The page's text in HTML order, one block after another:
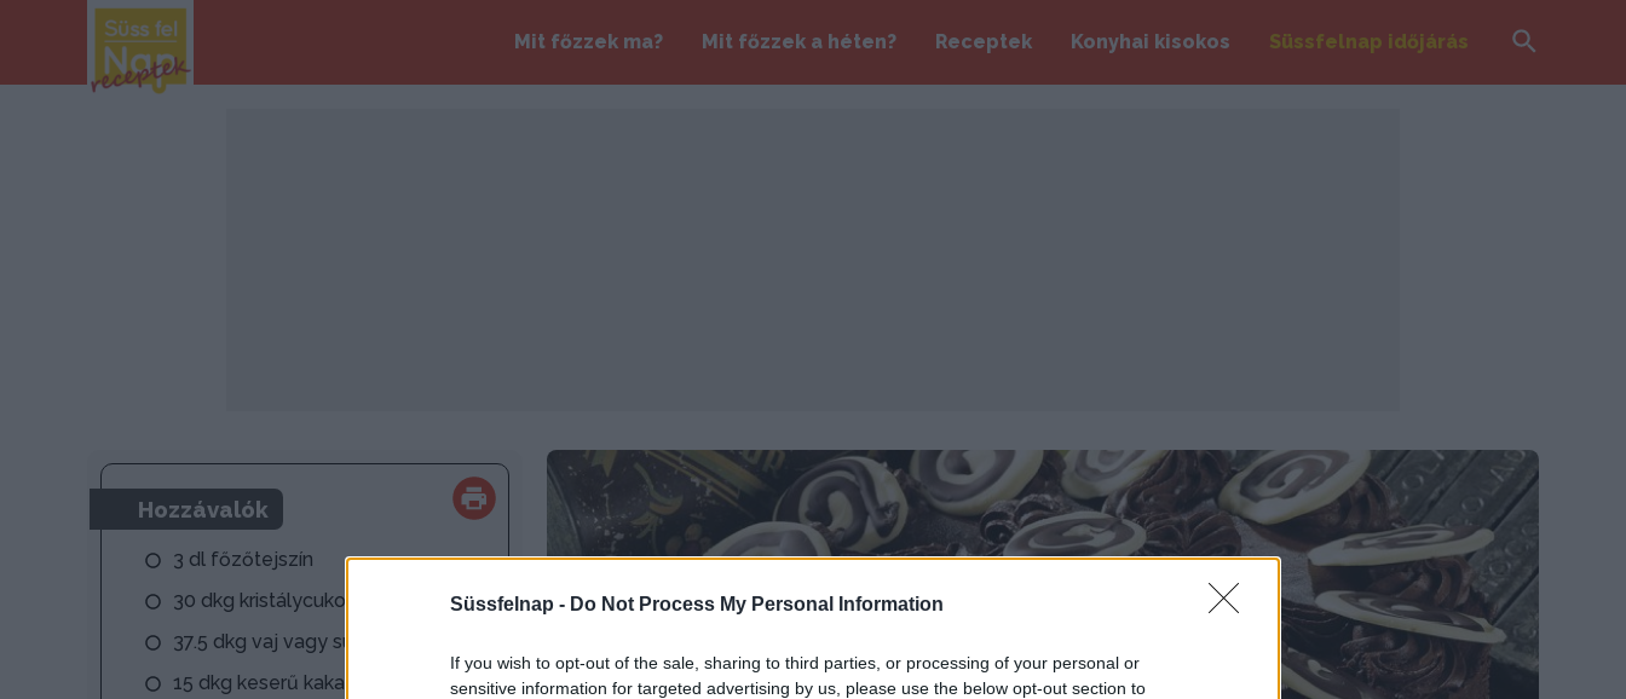
Süssfelnap - Do Not Process My Personal Information
If you wish to opt-out of the sale, sharing to third parties, or processing of your personal or
sensitive information for targeted advertising by us, please use the below opt-out section to
Mit főzzek ma? Mit főzzek a héten? Receptek Konyhai kisokos Süssfelnap időjárás Search
Hozzávalók
3 dl főzőtejszín
30 dkg kristálycukor
37.5 dkg vaj vagy sütőmargarin
15 dkg keserű kakaópor